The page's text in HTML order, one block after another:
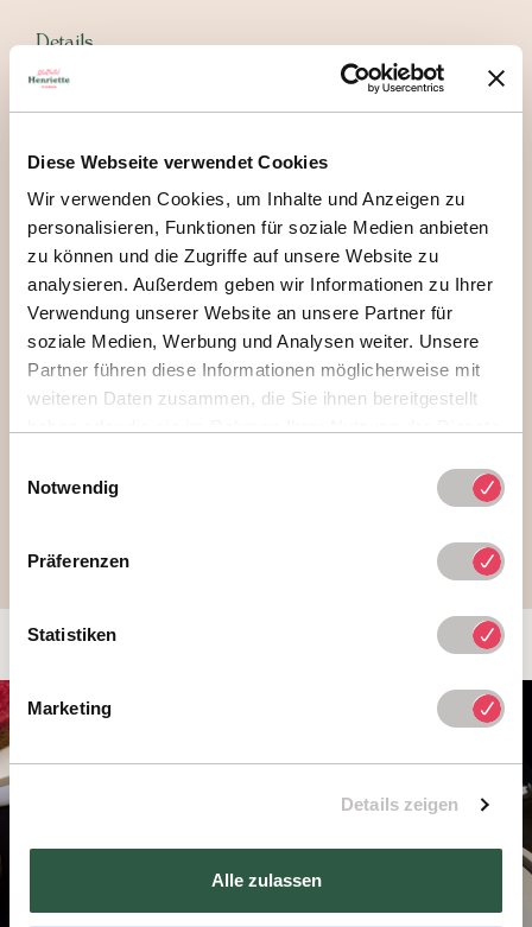
Diese Webseite verwendet Cookies
Wir verwenden Cookies, um Inhalte und Anzeigen zu
personalisieren, Funktionen für soziale Medien anbieten
zu können und die Zugriffe auf unsere Website zu
analysieren. Außerdem geben wir Informationen zu Ihrer
Verwendung unserer Website an unsere Partner für
soziale Medien, Werbung und Analysen weiter. Unsere
Partner führen diese Informationen möglicherweise mit
weiteren Daten zusammen, die Sie ihnen bereitgestellt
Notwendig
Präferenzen
Statistiken
Marketing
Details zeigen
Alle zulassen
Details
von 1. Juli bis 31. August 2026
Mitoderohne Henriettes Bio-Frühstück
Gültig für alle Zimmerkategorien
Volle Sommer-Flexibilität
: Buchung bis 1 Tag vor
Anreise, kostenfreie Stornierung bis 7 Tage vor
Anreise möglich
Limitiertes Angebot.